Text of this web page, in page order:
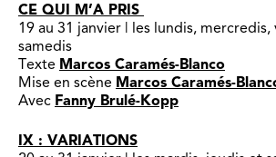
CE QUI M’A PRIS
19 au 31 janvier | les lundis,
samedis
Texte Marcos Caramés-Blanco
Mise en scène Marcos Caramés-
Avec Fanny Brulé-Kopp
IX : VARIATIONS